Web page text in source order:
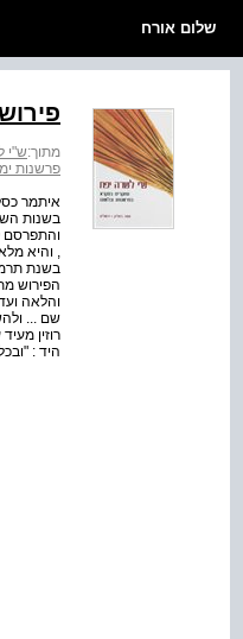
שלום אורח
מתוך:ש"י
פרשנות
איתמר
בשנות
, והיא
והלאה
רוזין
היד :